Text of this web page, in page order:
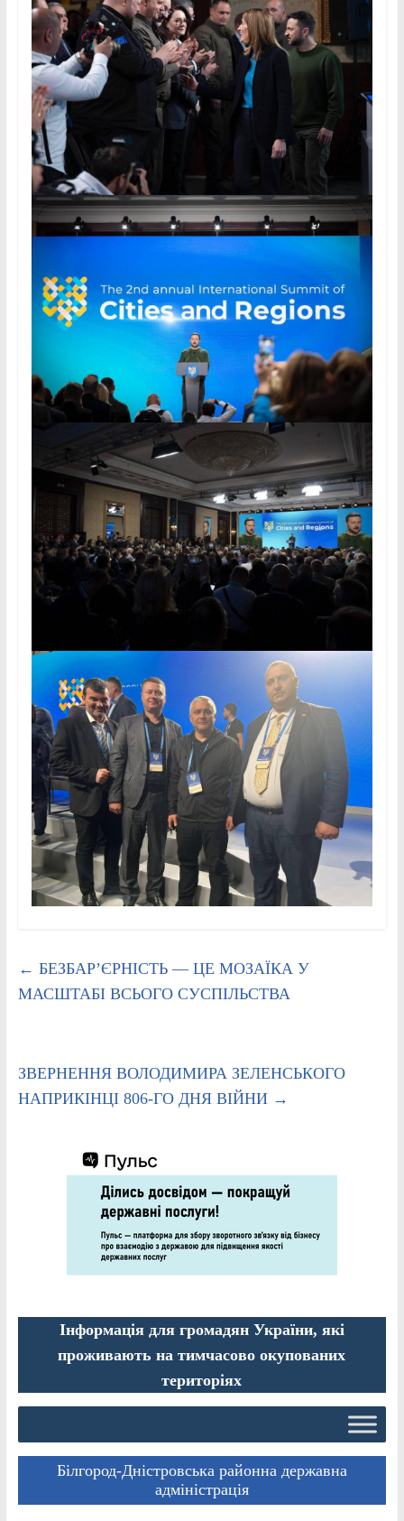
← БЕЗБАР’ЄРНІСТЬ — ЦЕ МОЗАЇКА У
МАСШТАБІ ВСЬОГО СУСПІЛЬСТВА
ЗВЕРНЕННЯ ВОЛОДИМИРА ЗЕЛЕНСЬКОГО
НАПРИКІНЦІ 806-ГО ДНЯ ВІЙНИ →
Інформація для громадян України, які
проживають на тимчасово окупованих
територіях
Білгород-Дністровська районна державна
адміністрація